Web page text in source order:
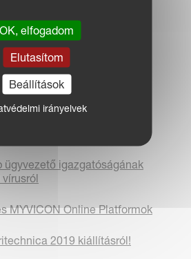
a Kverneland Group-nál
munkagépek csatlakoztak a
ügyvezető igazgatóságának
MYVICON Online Platformok
2019 kiállításról!
OK, elfogadom
Elutasítom
Beállítások
irányelvek